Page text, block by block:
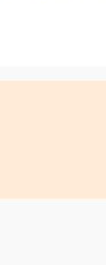
部级奖励。拥有
创建世界一流专
化服务体系，与
费、体检费、